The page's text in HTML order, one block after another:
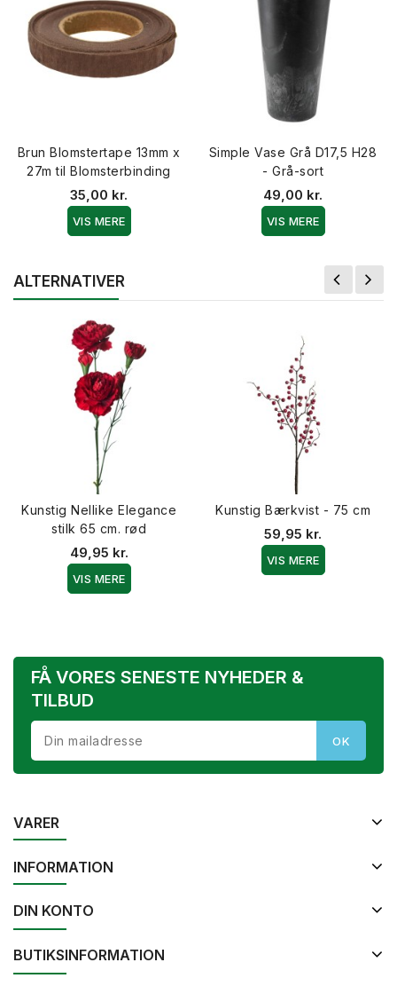
Brun Blomstertape 13mm x
27m til Blomsterbinding
35,00 kr.
VIS MERE
Simple Vase Grå D17,5 H28
- Grå-sort
49,00 kr.
VIS MERE
ALTERNATIVER
Kunstig Nellike Elegance
stilk 65 cm. rød
49,95 kr.
VIS MERE
Kunstig Bærkvist - 75 cm
59,95 kr.
VIS MERE
FÅ VORES SENESTE NYHEDER &
TILBUD
VARER
INFORMATION
DIN KONTO
BUTIKSINFORMATION